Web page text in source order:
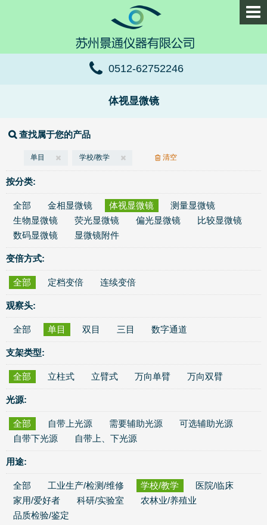
0512-62752246
体视显微镜
查找属于您的产品
单目 学校/教学 清空
按分类:
全部 金相显微镜 体视显微镜
测量显微镜
生物显微镜
荧光显微镜 偏光显微镜
比较显微镜
数码显微镜
显微镜附件
变倍方式:
全部 定档变倍 连续变倍
观察头:
全部 单目 双目 三目 数字通道
支架类型:
全部 立柱式 立臂式 万向单臂 万向双臂
光源:
全部 自带上光源 需要辅助光源
可选辅助光源
自带下光源
自带上、下光源
用途:
全部 工业生产/检测/维修 学校/教学
医院/临床
家用/爱好者
科研/实验室
农林业/养殖业
品质检验/鉴定